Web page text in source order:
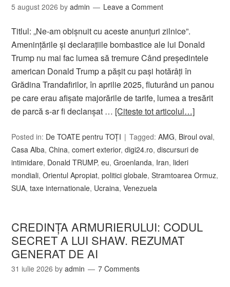
5 august 2026 byadmin Leave a Comment
Titlul: „Ne-am obișnuit cu aceste anunțuri zilnice”.
Amenințările și declarațiile bombastice ale lui Donald
Trump nu mai fac lumea să tremure Când președintele
american Donald Trump a pășit cu pași hotărâți în
Grădina Trandafirilor, în aprilie 2025, fluturând un panou
pe care erau afișate majorările de tarife, lumea a tresărit
de parcă s-ar fi declanșat … [Citeste tot articolul…]
Posted in: De TOATE pentru TOȚI Tagged:AMG, Biroul oval,
Casa Alba,China,comert exterior,digi24.ro,discursuri de
intimidare, Donald TRUMP,eu,Groenlanda, Iran, lideri
mondiali,Orientul Apropiat,politici globale,Stramtoarea Ormuz,
SUA,taxe internationale, Ucraina,Venezuela
CREDINȚA ARMURIERULUI: CODUL
SECRET A LUI SHAW. REZUMAT
GENERAT DE AI
31 iulie 2026 byadmin 7 Comments